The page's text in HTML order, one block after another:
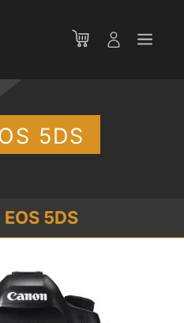
菜
5DS
5DS